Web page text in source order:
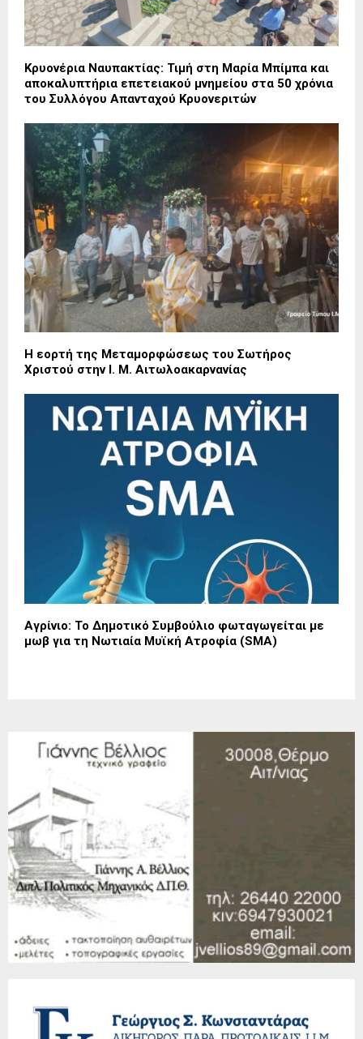
Κρυονέρια Ναυπακτίας: Τιμή στη Μαρία Μπίμπα και
αποκαλυπτήρια επετειακού μνημείου στα 50 χρόνια
του Συλλόγου Απανταχού Κρυονεριτών
Η εορτή της Μεταμορφώσεως του Σωτήρος
Χριστού στην Ι. Μ. Αιτωλοακαρνανίας
Αγρίνιο: Το Δημοτικό Συμβούλιο φωταγωγείται με
μωβ για τη Νωτιαία Μυϊκή Ατροφία (SMA)